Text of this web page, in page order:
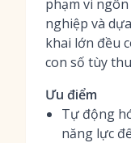
phạm vi
nghiệp và
khai lớn đều
con số tùy
Ưu điểm
Tự động
năng lực